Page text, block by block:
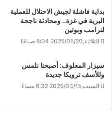
بداية فاشلة لجيش الاحتلال للعملية
البرية في غزة.. ومحادثة ناجحة
لترامب وبوتين
الثلاثاء,2025/05/20 8:04 صباحًا
سيزار المعلوف: أصبحنا نلمس
وللأسف ترويكا جديدة
السبت,2025/03/15 6:32 مساءً